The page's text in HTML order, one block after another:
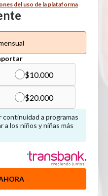
del uso de la plataforma
$10.000
$20.000
a programas
a los niños y niñas más